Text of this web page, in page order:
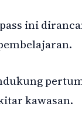
ini
kawasan.